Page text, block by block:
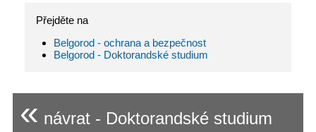
Přejděte na
Belgorod - ochrana a bezpečnost
Belgorod - Doktorandské studium
« návrat - Doktorandské studium